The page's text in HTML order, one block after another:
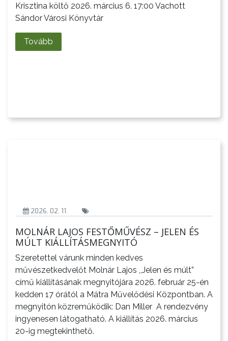
RENDELETEK
FEJLESZTÉSEK
KÖRNYEZETVÉDELEM
TELEPÜLÉSRENDEZÉS
STRATÉGIÁK
ÉS
Krisztina költő 2026. március 6. 17:00 Vachott
Sándor Városi Könyvtár
Tovább
2026. 02. 11.
MOLNÁR LAJOS FESTŐMŰVÉSZ – JELEN ÉS
MÚLT KIÁLLÍTÁSMEGNYITÓ
Szeretettel várunk minden kedves
művészetkedvelőt Molnár Lajos ,,Jelen és múlt”
című kiállításának megnyitójára 2026. február 25-én
kedden 17 órától a Mátra Művelődési Központban. A
megnyitón közreműködik: Dan Miller A rendezvény
ingyenesen látogatható. A kiállítás 2026. március
20-ig megtekinthető.